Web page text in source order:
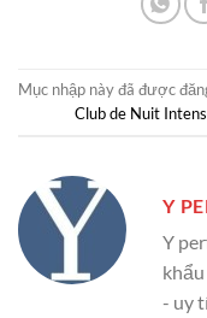
Mục nhập này đã được
Club de Nuit
Y
Y
- uy